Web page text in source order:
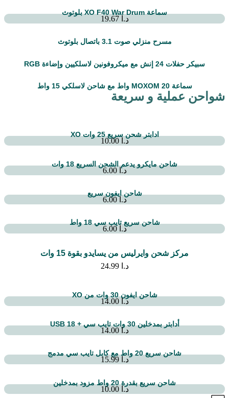
سماعة XO F40 War Drum بلوتوث
د.ا 19.67
مسرح منزلي صوت 3.1 باتصال بلوتوث
سبيكر حفلات 24 إنش مع ميكروفونين لاسلكيين وإضاءة RGB
سماعة MOXOM 20 واط مع شاحن لاسلكي 15 واط
شواحن عملية و سريعة
ادابتر شحن سريع 25 وات XO
د.ا 10.00
شاحن مايكرو يدعم الشحن السريع 18 وات
د.ا 6.00
شاحن ايفون سريع
د.ا6.00
شاحن سريع تايب سي 18 واط
د.ا 6.00
مركز شحن وايرليس من يسايدو بقوة 15 وات
د.ا 24.99
شاحن ايفون 30 وات من XO
د.ا 14.00
أدابتر بمدخلين 30 وات تايب سي + 18 USB
د.ا 14.00
شاحن سريع 20 واط مع كابل تايب سي مدمج
د.ا 15.99
شاحن سريع بقدرة 20 واط مزود بمدخلين
د.ا 10.00